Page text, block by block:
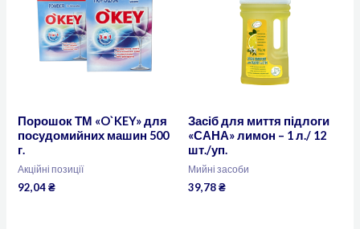
Порошок ТМ «O`KEY» для
посудомийних машин 500
г.
Акційні позиції
92,04₴
Засіб для миття підлоги
«САНА» лимон – 1 л./ 12
шт./уп.
Мийні засоби
39,78₴